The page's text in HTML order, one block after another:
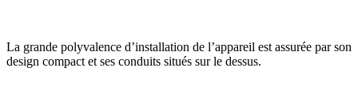
La grande polyvalence d’installation de l’appareil est assurée par son
design compact et ses conduits situés sur le dessus.